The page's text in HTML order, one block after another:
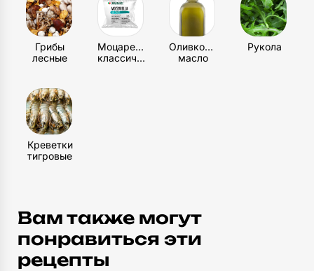
Грибы
лесные
Моцарелла
классическая
Оливковое
масло
Рукола
Креветки
тигровые
Вам также могут
понравиться эти
рецепты